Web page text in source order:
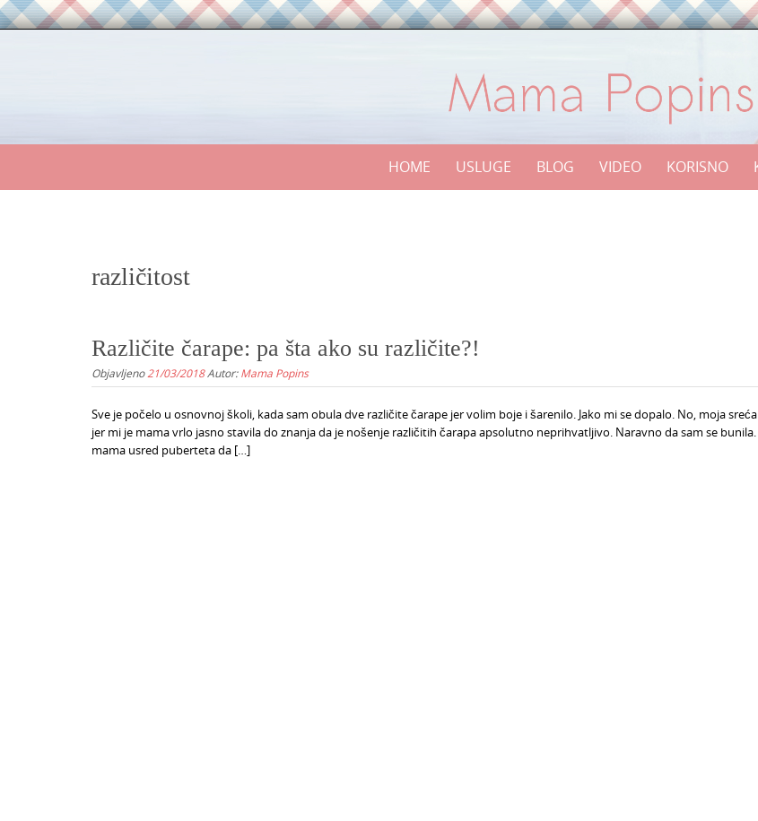
HOME USLUGE BLOG VIDEO KORISNO
različitost
Različite čarape: pa šta ako su različite?!
Objavljeno21/03/2018Autor:Mama Popins
Sve je počelo u osnovnoj školi, kada sam obula dve različite čarape jer volim boje i šarenilo. Jako mi se dopalo. No, moja
jer mi je mama vrlo jasno stavila do znanja da je nošenje različitih čarapa apsolutno neprihvatljivo. Naravno da sam se
mama usred puberteta da […]